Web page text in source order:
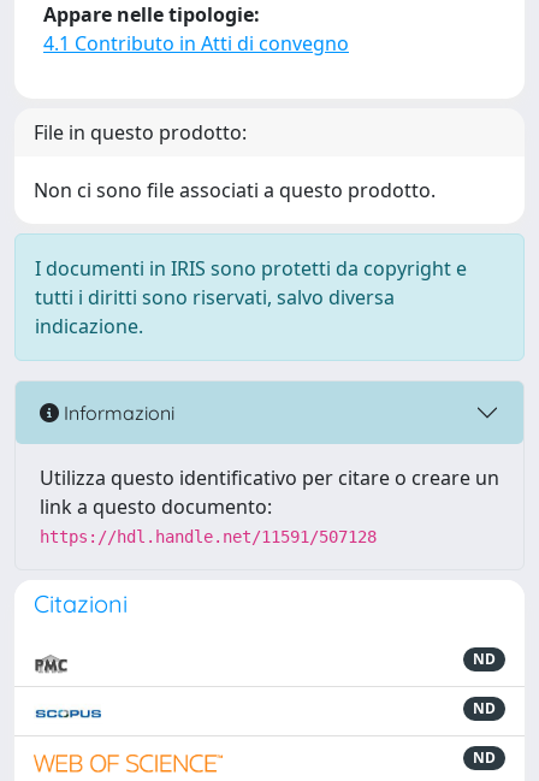
Appare nelle tipologie:
4.1 Contributo in Atti di convegno
File in questo prodotto:
Non ci sono file associati a questo prodotto.
I documenti in IRIS sono protetti da copyright e
tutti i diritti sono riservati, salvo diversa
indicazione.
Informazioni
Utilizza questo identificativo per citare o creare un
link a questo documento:
https://hdl.handle.net/11591/507128
Citazioni
ND
ND
ND